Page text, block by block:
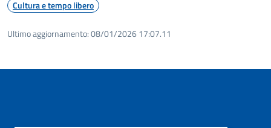
Cultura e tempo libero
Ultimo aggiornamento:08/01/2026 17:07.11